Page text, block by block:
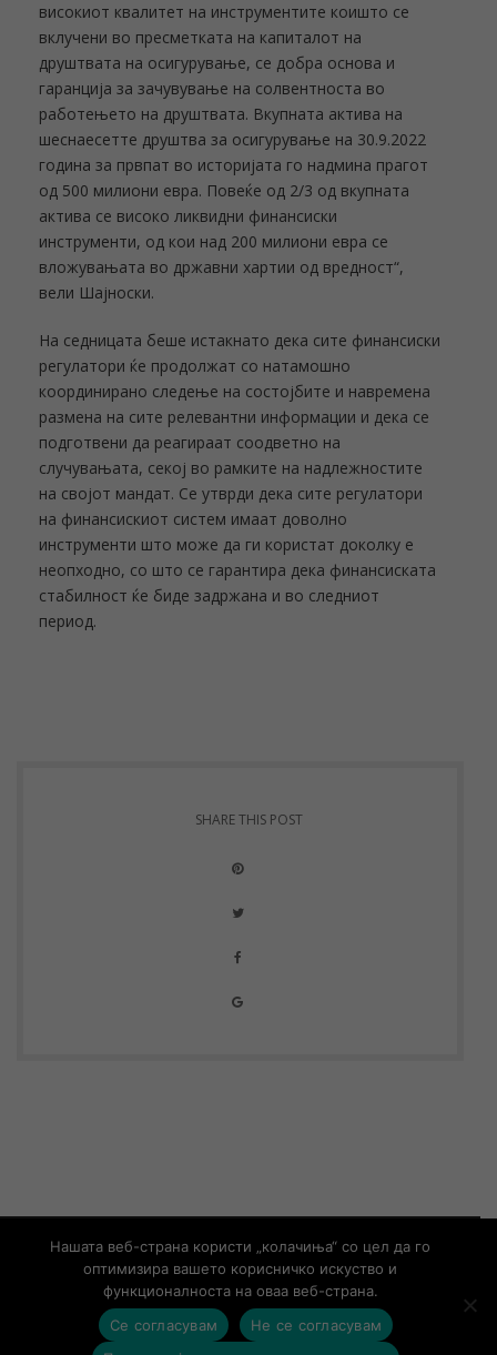
високиот квалитет на инструментите коишто се
вклучени во пресметката на капиталот на
друштвата на осигурување, се добра основа и
гаранција за зачувување на солвентноста во
работењето на друштвата. Вкупната актива на
шеснаесетте друштва за осигурување на 30.9.2022
година за првпат во историјата го надмина прагот
од 500 милиони евра. Повеќе од 2/3 од вкупната
актива се високо ликвидни финансиски
инструменти, од кои над 200 милиони евра се
вложувањата во државни хартии од вредност“,
вели Шајноски.
На седницата беше истакнато дека сите финансиски
регулатори ќе продолжат со натамошно
координирано следење на состојбите и навремена
размена на сите релевантни информации и дека се
подготвени да реагираат соодветно на
случувањата, секој во рамките на надлежностите
на својот мандат. Се утврди дека сите регулатори
на финансискиот систем имаат доволно
инструменти што може да ги користат доколку е
неопходно, со што се гарантира дека финансиската
стабилност ќе биде задржана и во следниот
период.
SHARE THIS POST
© Copyright 2019 – Developed byUNET
Информации од јавен карактер
contact@aso.mk
Нашата веб-страна користи „колачиња“ со цел да го
оптимизира вашето корисничко искуство и
функционалноста на оваа веб-страна.
Се согласувам
Не се согласувам